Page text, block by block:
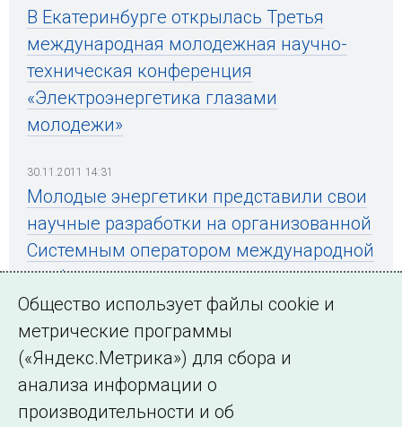
В Екатеринбурге открылась Третья
международная молодежная научно-
техническая конференция
«Электроэнергетика глазами
молодежи»
30.11.2011 14:31
Молодые энергетики представили свои
научные разработки на организованной
Системным оператором международной
конференции
← Все публикации
Общество использует файлы cookie и
метрические программы
(«Яндекс.Метрика») для сбора и
анализа информации о
производительности и об